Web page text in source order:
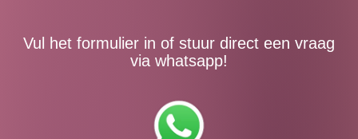
Vul het formulier in of stuur direct een vraag
via whatsapp!